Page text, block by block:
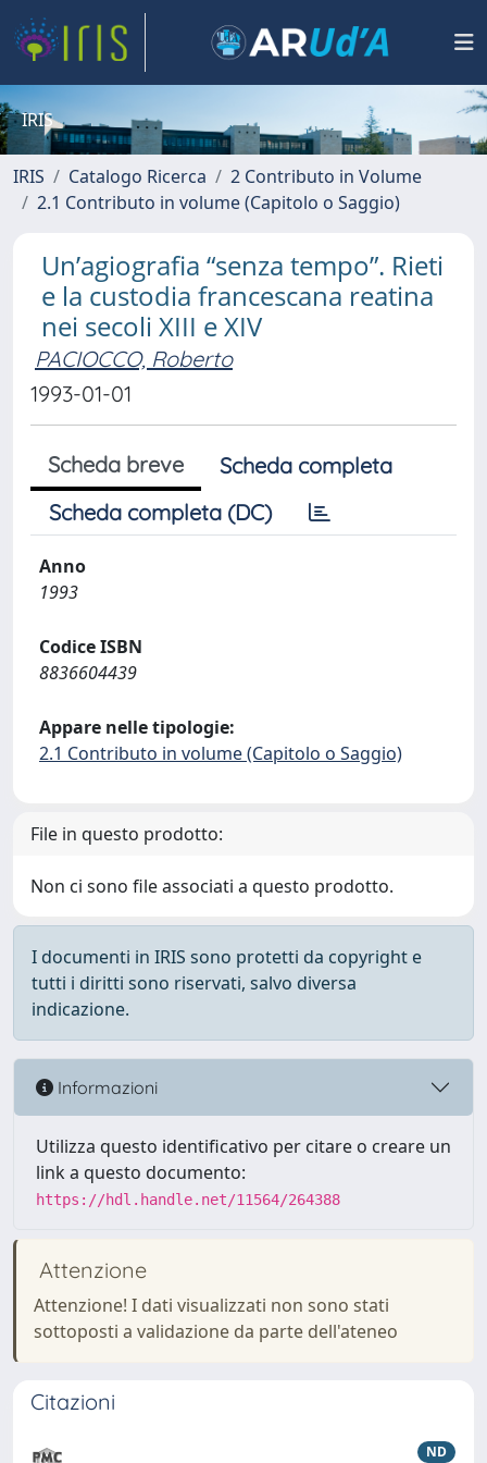
IRIS
IRIS Catalogo Ricerca
2 Contributo in Volume
2.1 Contributo in volume (Capitolo o Saggio)
Un’agiografia “senza tempo”. Rieti
e la custodia francescana reatina
nei secoli XIII e XIV
PACIOCCO, Roberto
1993-01-01
Scheda breve
Scheda completa
Scheda completa (DC)
Anno
1993
Codice ISBN
8836604439
Appare nelle tipologie:
2.1 Contributo in volume (Capitolo o Saggio)
File in questo prodotto:
Non ci sono file associati a questo prodotto.
I documenti in IRIS sono protetti da copyright e
tutti i diritti sono riservati, salvo diversa
indicazione.
Informazioni
Utilizza questo identificativo per citare o creare un
link a questo documento:
https://hdl.handle.net/11564/264388
Attenzione
Attenzione! I dati visualizzati non sono stati
sottoposti a validazione da parte dell'ateneo
Citazioni
ND